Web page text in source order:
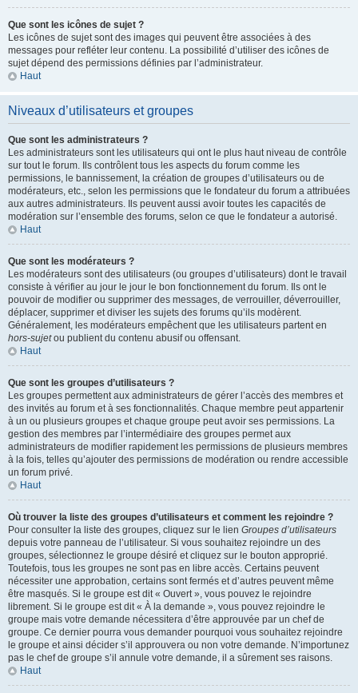
Que sont les icônes de sujet ?
Les icônes de sujet sont des images qui peuvent être associées à des
messages pour refléter leur contenu. La possibilité d’utiliser des icônes de
sujet dépend des permissions définies par l’administrateur.
Haut
Niveaux d’utilisateurs et groupes
Que sont les administrateurs ?
Les administrateurs sont les utilisateurs qui ont le plus haut niveau de contrôle
sur tout le forum. Ils contrôlent tous les aspects du forum comme les
permissions, le bannissement, la création de groupes d’utilisateurs ou de
modérateurs, etc., selon les permissions que le fondateur du forum a attribuées
aux autres administrateurs. Ils peuvent aussi avoir toutes les capacités de
modération sur l’ensemble des forums, selon ce que le fondateur a autorisé.
Haut
Que sont les modérateurs ?
Les modérateurs sont des utilisateurs (ou groupes d’utilisateurs) dont le travail
consiste à vérifier au jour le jour le bon fonctionnement du forum. Ils ont le
pouvoir de modifier ou supprimer des messages, de verrouiller, déverrouiller,
déplacer, supprimer et diviser les sujets des forums qu’ils modèrent.
Généralement, les modérateurs empêchent que les utilisateurs partent en
hors-sujetou publient du contenu abusif ou offensant.
Haut
Que sont les groupes d’utilisateurs ?
Les groupes permettent aux administrateurs de gérer l’accès des membres et
des invités au forum et à ses fonctionnalités. Chaque membre peut appartenir
à un ou plusieurs groupes et chaque groupe peut avoir ses permissions. La
gestion des membres par l’intermédiaire des groupes permet aux
administrateurs de modifier rapidement les permissions de plusieurs membres
à la fois, telles qu’ajouter des permissions de modération ou rendre accessible
un forum privé.
Haut
Où trouver la liste des groupes d’utilisateurs et comment les rejoindre ?
Pour consulter la liste des groupes, cliquez sur le lien Groupes d’utilisateurs
depuis votre panneau de l’utilisateur. Si vous souhaitez rejoindre un des
groupes, sélectionnez le groupe désiré et cliquez sur le bouton approprié.
Toutefois, tous les groupes ne sont pas en libre accès. Certains peuvent
nécessiter une approbation, certains sont fermés et d’autres peuvent même
être masqués. Si le groupe est dit « Ouvert », vous pouvez le rejoindre
librement. Si le groupe est dit « À la demande », vous pouvez rejoindre le
groupe mais votre demande nécessitera d’être approuvée par un chef de
groupe. Ce dernier pourra vous demander pourquoi vous souhaitez rejoindre
le groupe et ainsi décider s’il approuvera ou non votre demande. N’importunez
pas le chef de groupe s’il annule votre demande, il a sûrement ses raisons.
Haut